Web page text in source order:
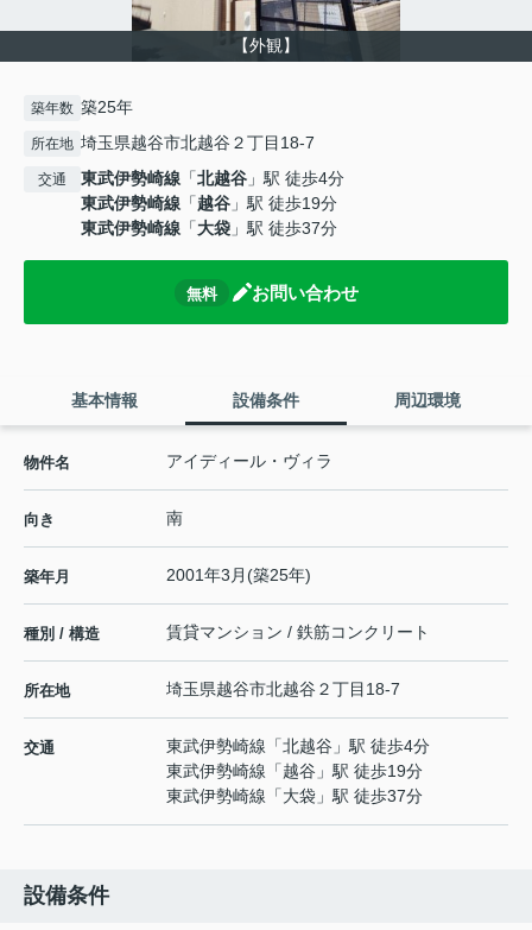
【外観】
築年数 築25年
所在地 埼玉県越谷市北越谷２丁目18-7
交通 東武伊勢崎線 「北越谷 」駅 徒歩4分
東武伊勢崎線 「越谷 」駅 徒歩19分
東武伊勢崎線 「大袋 」駅 徒歩37分
無料 お問い合わせ
基本情報 設備条件 周辺環境
物件名 アイディール・ヴィラ
向き 南
築年月 2001年3月(築25年)
種別 / 構造 賃貸マンション / 鉄筋コンクリート
所在地 埼玉県越谷市北越谷 ２丁目18-7
交通 東武伊勢崎線 「北越谷 」駅 徒歩4分
東武伊勢崎線 「越谷 」駅 徒歩19分
東武伊勢崎線 「大袋 」駅 徒歩37分
設備条件